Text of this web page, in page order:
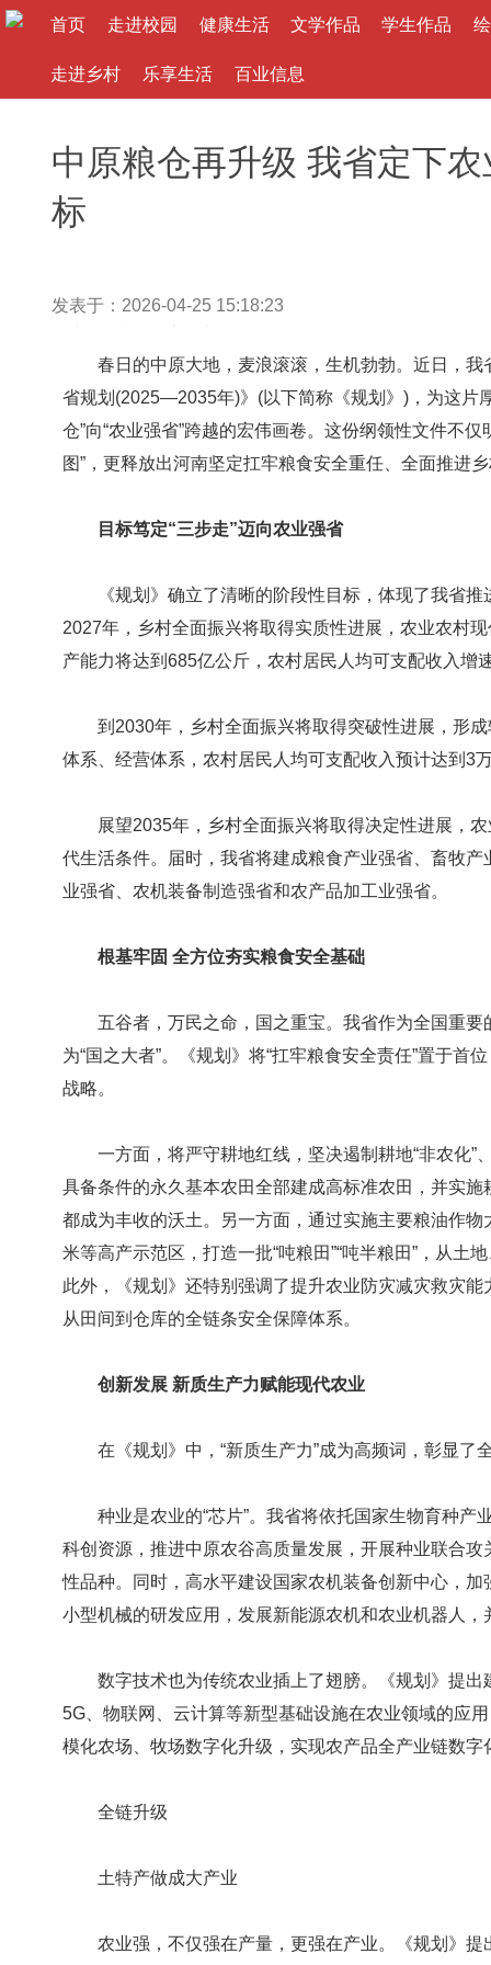
首页 走进校园 健康生活 文学作品 学生作品
走进乡村 乐享生活 百业信息
中原粮仓再升级 我省定下农
标
发表于：2026-04-25 15:18:23
春日的中原大地，麦浪滚滚，生机勃勃。近日，我
省规划(2025—2035年)》(以下简称《规划》)，为这片
仓”向“农业强省”跨越的宏伟画卷。这份纲领性文件不仅
图”，更释放出河南坚定扛牢粮食安全重任、全面推进
目标笃定“三步走”迈向农业强省
《规划》确立了清晰的阶段性目标，体现了我省推
2027年，乡村全面振兴将取得实质性进展，农业农村
产能力将达到685亿公斤，农村居民人均可支配收入增
到2030年，乡村全面振兴将取得突破性进展，形成
体系、经营体系，农村居民人均可支配收入预计达到3
展望2035年，乡村全面振兴将取得决定性进展，农
代生活条件。届时，我省将建成粮食产业强省、畜牧
业强省、农机装备制造强省和农产品加工业强省。
根基牢固 全方位夯实粮食安全基础
五谷者，万民之命，国之重宝。我省作为全国重要
为“国之大者”。《规划》将“扛牢粮食安全责任”置于首
战略。
一方面，将严守耕地红线，坚决遏制耕地“非农化”
具备条件的永久基本农田全部建成高标准农田，并实
都成为丰收的沃土。另一方面，通过实施主要粮油作
米等高产示范区，打造一批“吨粮田”“吨半粮田”，从土
此外，《规划》还特别强调了提升农业防灾减灾救灾
从田间到仓库的全链条安全保障体系。
创新发展 新质生产力赋能现代农业
在《规划》中，“新质生产力”成为高频词，彰显了
种业是农业的“芯片”。我省将依托国家生物育种产
科创资源，推进中原农谷高质量发展，开展种业联合
性品种。同时，高水平建设国家农机装备创新中心，
小型机械的研发应用，发展新能源农机和农业机器人
数字技术也为传统农业插上了翅膀。《规划》提出
5G、物联网、云计算等新型基础设施在农业领域的应
模化农场、牧场数字化升级，实现农产品全产业链数字
全链升级
土特产做成大产业
农业强，不仅强在产量，更强在产业。《规划》提